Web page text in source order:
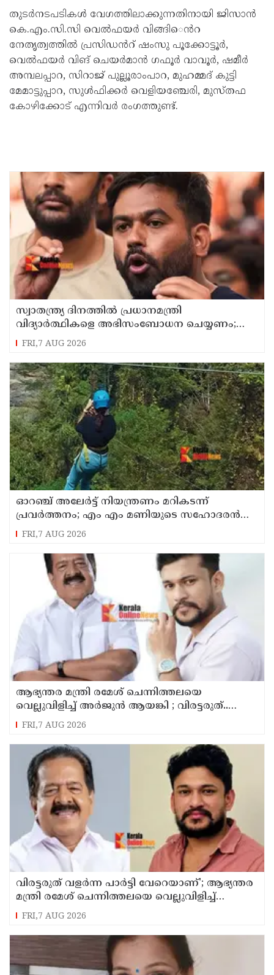
തുടർനടപടികൾ വേഗത്തിലാക്കുന്നതിനായി ജിസാൻ
കെ.എം.സി.സി വെൽഫയർ വിങ്ങി​െൻറ
നേതൃത്വത്തിൽ പ്രസിഡൻറ്​ ഷംസു പൂക്കോട്ടൂർ,
വെൽഫയർ വിങ് ചെയർമാൻ ഗഫൂർ വാവൂർ, ഷമീർ
അമ്പലപ്പാറ, സിറാജ് പുല്ലൂരാംപാറ, മുഹമ്മദ് കുട്ടി
മേമാട്ടുപ്പാറ, സുൾഫിക്കർ വെളിയഞ്ചേരി, മുസ്തഫ
കോഴിക്കോട് എന്നിവർ രംഗത്തുണ്ട്.
സ്വാതന്ത്ര്യ ദിനത്തില്‍ പ്രധാനമന്ത്രി
വിദ്യാര്‍ത്ഥികളെ അഭിസംബോധന ചെയ്യണം;
ആവശ്യവുമായി അഭിജീത് ദീപ്കെ
FRI,7 AUG 2026
ഓറഞ്ച് അലേര്‍ട്ട് നിയന്ത്രണം മറികടന്ന്
പ്രവര്‍ത്തനം; എം എം മണിയുടെ സഹോദരന്‍
നടത്തുന്ന സിപ് ലൈന്‍ പൂട്ടിച്ച് അധികൃതര്‍
FRI,7 AUG 2026
ആഭ്യന്തര മന്ത്രി രമേശ് ചെന്നിത്തലയെ
വെല്ലുവിളിച്ച് അ‍ർജുൻ ആയങ്കി ; വിരട്ടരുത്..
വളർന്ന പാർട്ടി വേറെയാണ് !
FRI,7 AUG 2026
വിരട്ടരുത് വളര്‍ന്ന പാര്‍ട്ടി വേറെയാണ്'; ആഭ്യന്തര
മന്ത്രി രമേശ് ചെന്നിത്തലയെ വെല്ലുവിളിച്ച്
അര്‍ജുന്‍ ആയങ്കി
FRI,7 AUG 2026